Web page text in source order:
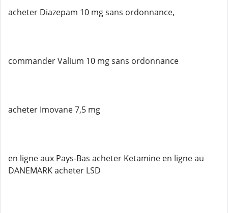
acheter Diazepam 10 mg sans ordonnance,
commander Valium 10 mg sans ordonnance
acheter Imovane 7,5 mg
en ligne aux Pays-Bas acheter Ketamine en ligne au
DANEMARK acheter LSD